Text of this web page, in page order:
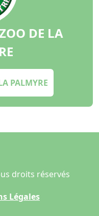
DE LA
PALMYRE
droits réservés
Légales